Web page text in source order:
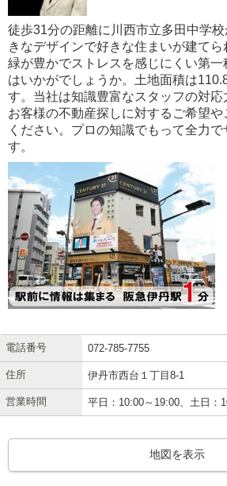
徒歩31分の距離に川西市立多田中学
きなデザインで好きな住まいが建てら
緑が豊かでストレスを感じにくい第
はいかがでしょうか。土地面積は
す。当社は知識豊富なスタッフの対
お客様の不動産探しに対するご希望
ください。プロの知識でもって全力で
す。
電話番号 072-785-7755
住所 伊丹市西台１丁目8-1
営業時間 平日：10:00～19:00、土日：
地図を表示